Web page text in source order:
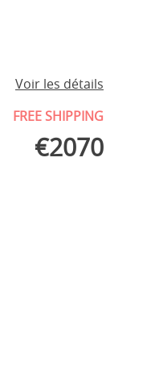
Voir les détails
FREE SHIPPING
€2070